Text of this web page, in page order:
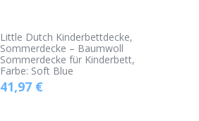
Little Dutch Kinderbettdecke,
Sommerdecke – Baumwoll
Sommerdecke für Kinderbett,
Farbe: Soft Blue
41,97 €